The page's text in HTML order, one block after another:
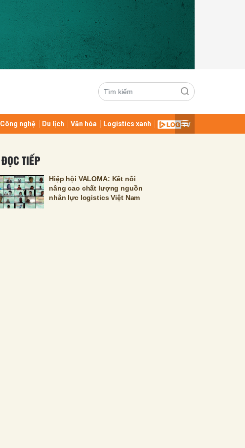
Công nghệ Du lịch Văn hóa Logistics xanh
ĐỌC TIẾP
Hiệp hội VALOMA: Kết nối
nâng cao chất lượng nguồn
nhân lực logistics Việt Nam